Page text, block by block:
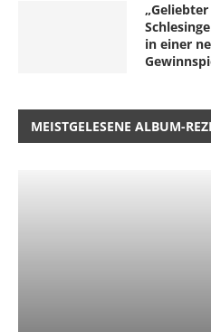
„Geliebter
in einer
MEISTGELESENE ALBUM-